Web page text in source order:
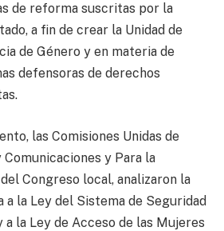
de reforma suscritas por la
a fin de crear la Unidad de
de Género y en materia de
defensoras de derechos
las Comisiones Unidas de
y Para la
Congreso local, analizaron la
la Ley del Sistema de Seguridad
a la Ley de Acceso de las Mujeres